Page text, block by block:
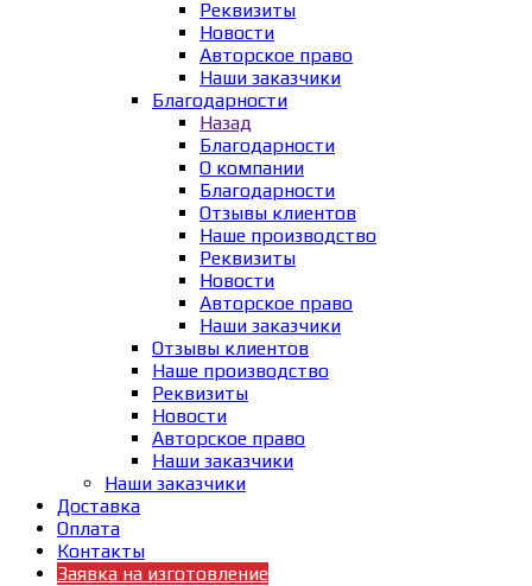
Реквизиты
Новости
Авторское право
Наши заказчики
Благодарности
Назад
Благодарности
О компании
Благодарности
Отзывы клиентов
Наше производство
Реквизиты
Новости
Авторское право
Наши заказчики
Отзывы клиентов
Наше производство
Реквизиты
Новости
Авторское право
Наши заказчики
Наши заказчики
Доставка
Оплата
Контакты
Заявка на изготовление